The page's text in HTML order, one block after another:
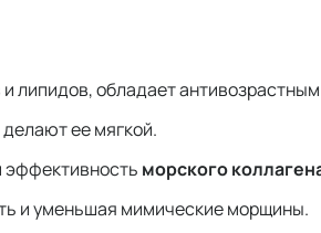
липидов, обладает
ее мягкой.
эффективность морского
и уменьшая мимические морщины.